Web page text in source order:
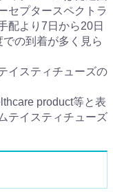
セプタースペクトラ
配より7日から20日
の到着が多く見ら
イスティチューズの
product等と表
テイスティチューズ